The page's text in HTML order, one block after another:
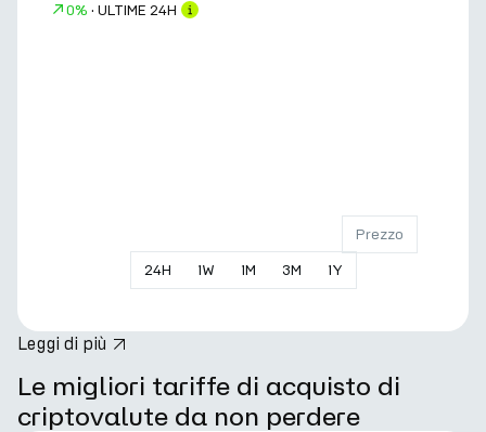
0% · ULTIME 24H
24H 1W 1M 3M 1Y
Prezzo
Leggi di più
Le migliori tariffe di acquisto di
criptovalute da non perdere